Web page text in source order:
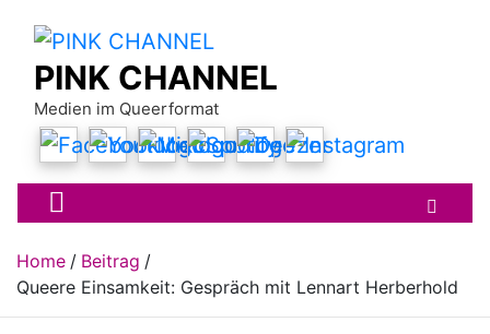
contentPINK CHANNEL
Medien im Queerformat
Home
Beitrag
Queere Einsamkeit: Gespräch mit Lennart Herberhold